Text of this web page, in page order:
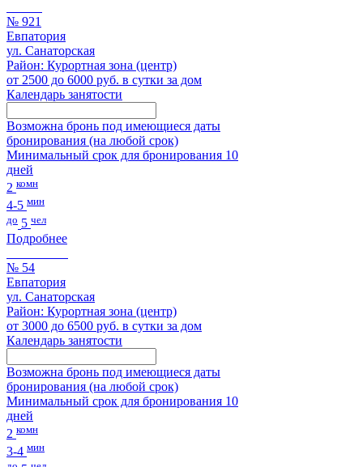
№ 921
Евпатория
ул. Санаторская
Район: Курортная зона (центр)
от 2500 до 6000 руб. в сутки за дом
Календарь занятости
Возможна бронь под имеющиеся даты
бронирования (на любой срок)
Минимальный срок для бронирования 10
дней
2 комн
4-5 мин
до 5 чел
Подробнее
№ 54
Евпатория
ул. Санаторская
Район: Курортная зона (центр)
от 3000 до 6500 руб. в сутки за дом
Календарь занятости
Возможна бронь под имеющиеся даты
бронирования (на любой срок)
Минимальный срок для бронирования 10
дней
2 комн
3-4 мин